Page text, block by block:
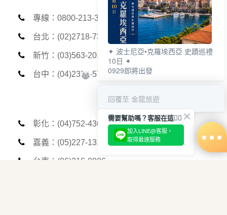
專線：0800-213-365
台北：(02)2718-7300
新竹：(03)563-2013
台中：(04)2323-5789
彰化：(04)752-4369
嘉義：(05)227-1312
台南：(06)216-0006
✦ 波士尼亞•克羅埃西亞 史蹟巡禮
10日 ✦
0929即將出發
回覆至 金龍旅遊
需要幫助嗎？客服在這🙋‍♀️
加入LINE@客服，
取得最速服務